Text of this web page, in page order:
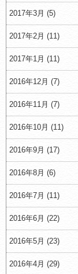
2017年3月 (5)
2017年2月 (11)
2017年1月 (11)
2016年12月 (7)
2016年11月 (7)
2016年10月 (11)
2016年9月 (17)
2016年8月 (6)
2016年7月 (11)
2016年6月 (22)
2016年5月 (23)
2016年4月 (29)